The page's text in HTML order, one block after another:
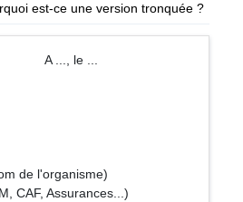
est-ce une version tronquée ?
...